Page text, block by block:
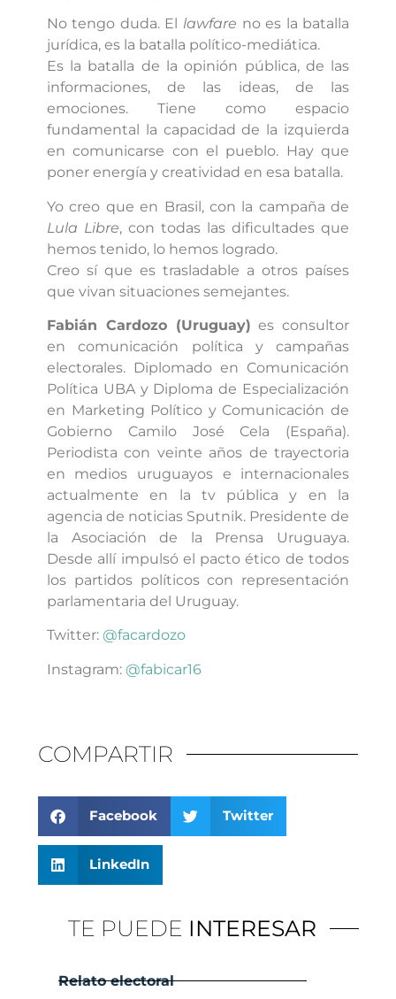
No tengo duda. El lawfare no es la batalla
jurídica, es la batalla político-mediática.
Es la batalla de la opinión pública, de las
informaciones, de las ideas, de las
emociones. Tiene como espacio
fundamental la capacidad de la izquierda
en comunicarse con el pueblo. Hay que
poner energía y creatividad en esa batalla.
Yo creo que en Brasil, con la campaña de
Lula Libre, con todas las dificultades que
hemos tenido, lo hemos logrado.
Creo sí que es trasladable a otros países
que vivan situaciones semejantes.
Fabián Cardozo (Uruguay) es consultor
en comunicación política y campañas
electorales. Diplomado en Comunicación
Política UBA y Diploma de Especialización
en Marketing Político y Comunicación de
Gobierno Camilo José Cela (España).
Periodista con veinte años de trayectoria
en medios uruguayos e internacionales
actualmente en la tv pública y en la
agencia de noticias Sputnik. Presidente de
la Asociación de la Prensa Uruguaya.
Desde allí impulsó el pacto ético de todos
los partidos políticos con representación
parlamentaria del Uruguay.
Twitter: @facardozo
Instagram: @fabicar16
COMPARTIR
Facebook Twitter
LinkedIn
TE PUEDE INTERESAR
Relato electoral